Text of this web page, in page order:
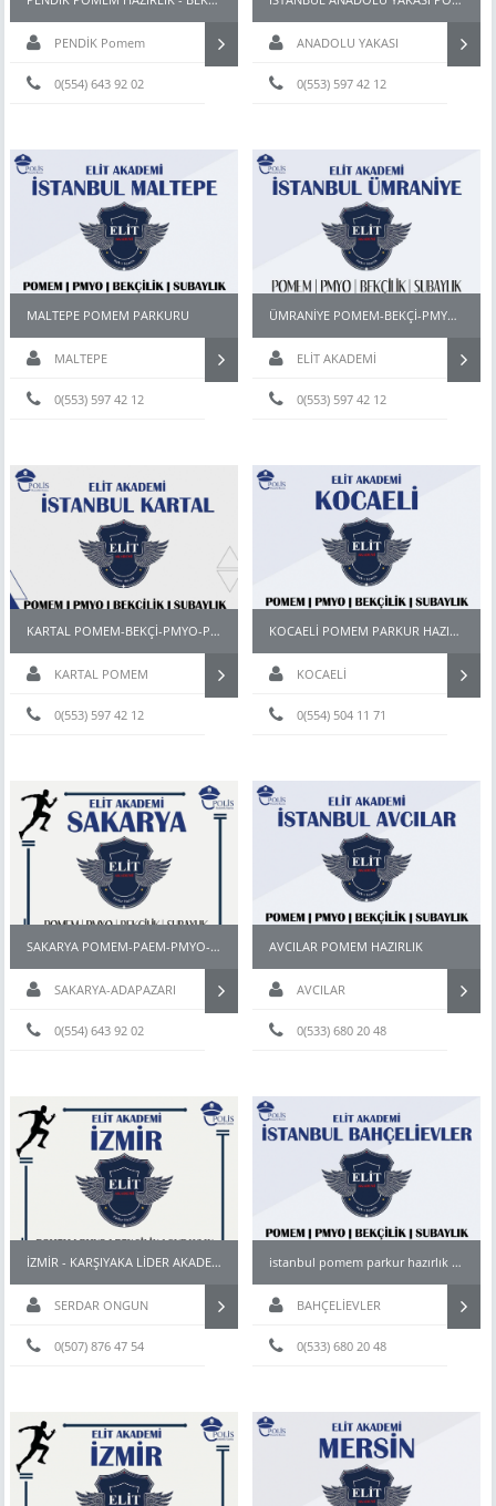
PENDİK Pomem
hazırlık0(554) 643 92 02
ANADOLU YAKASI
0(553) 597 42 12
MALTEPE POMEM PARKURU
MALTEPE
0(553) 597 42 12
ÜMRANİYE POMEM-BEKÇİ-PMYO-PÖH-PARKUR HAZIRLIK KURSU
ELİT AKADEMİ
0(553) 597 42 12
KARTAL POMEM-BEKÇİ-PMYO-PÖH- HAZIRLIK KURSU
KARTAL POMEM
PARKUR HAZIRLIK KURSU
0(553) 597 42 12
KOCAELİ POMEM PARKUR HAZIRLIK
KOCAELİ
0(554) 504 11 71
SAKARYA POMEM-PAEM-PMYO-PÖH- HAZIRLIK KURSU
SAKARYA-ADAPAZARI
0(554) 643 92 02
AVCILAR POMEM HAZIRLIK
AVCILAR
0(533) 680 20 48
İZMİR - KARŞIYAKA LİDER AKADEMİ Pomem & Pmyo Parkur Hazırlık Kursu
SERDAR ONGUN
0(507) 876 47 54
istanbul pomem parkur hazırlık kursu
BAHÇELİEVLER
0(533) 680 20 48